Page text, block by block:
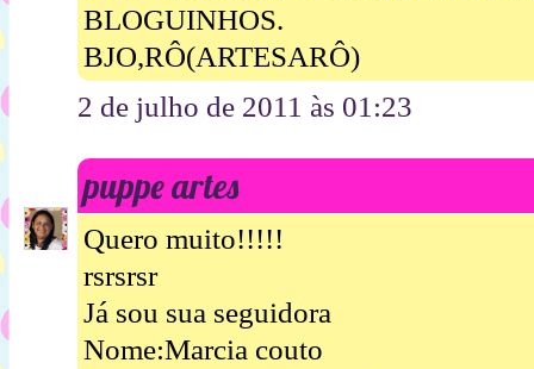
BLOGUINHOS.
BJO,RÔ(ARTESARÔ)
2 de julho de 2011 às 01:23
puppe artes
Quero muito!!!!!
rsrsrsr
Já sou sua seguidora
Nome:Marcia couto